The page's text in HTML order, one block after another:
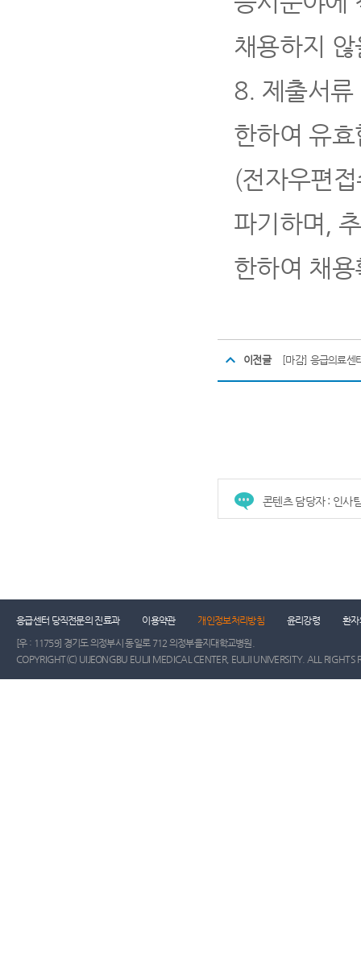
채용하지
8. 제출서
한하여 유
(전자우편
파기하며 ,
한하여 채
이전글 [마감] 응급의료센
콘텐츠 담당자 : 인사
응급센터 당직전문의 진료과 이용약관 개인정보처리방침 윤리강령
환자
[우 : 11759] 경기도 의정부시 동일로 712 의정부을지대학교병원.
COPYRIGHT(C) UIJEONGBU EULJI MEDICAL CENTER, EULJI UNIVERSITY. ALL RIGHTS